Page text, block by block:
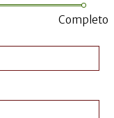
Completo